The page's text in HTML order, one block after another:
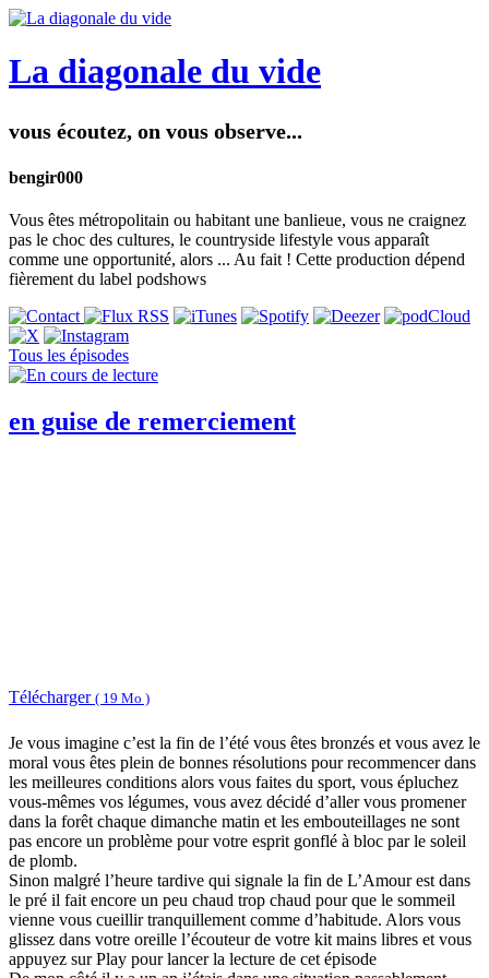
La diagonale du vide
vous écoutez, on vous observe...
bengir000
Vous êtes métropolitain ou habitant une banlieue, vous ne craignez
pas le choc des cultures, le countryside lifestyle vous apparaît
comme une opportunité, alors ... Au fait ! Cette production dépend
fièrement du label podshows
Tous les épisodes
en guise de remerciement
Télécharger ( 19 Mo )
Je vous imagine c’est la fin de l’été vous êtes bronzés et vous avez le
moral vous êtes plein de bonnes résolutions pour recommencer dans
les meilleures conditions alors vous faites du sport, vous épluchez
vous-mêmes vos légumes, vous avez décidé d’aller vous promener
dans la forêt chaque dimanche matin et les embouteillages ne sont
pas encore un problème pour votre esprit gonflé à bloc par le soleil
de plomb.
Sinon malgré l’heure tardive qui signale la fin de L’Amour est dans
le pré il fait encore un peu chaud trop chaud pour que le sommeil
vienne vous cueillir tranquillement comme d’habitude. Alors vous
glissez dans votre oreille l’écouteur de votre kit mains libres et vous
appuyez sur Play pour lancer la lecture de cet épisode